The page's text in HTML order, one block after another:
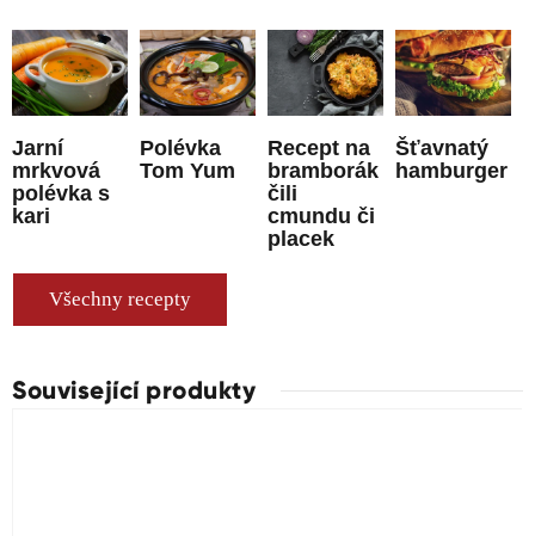
Související produkty
Jarní
mrkvová
polévka s
kari
Polévka
Tom Yum
Recept na
bramborák
čili
cmundu či
placek
Šťavnatý
hamburger
Všechny recepty